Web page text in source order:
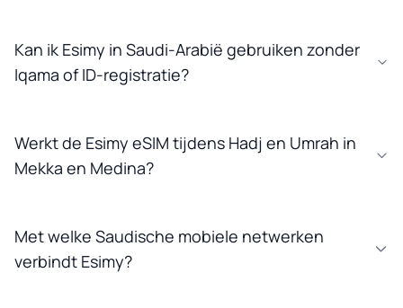
Kan ik Esimy in Saudi-Arabië gebruiken zonder
Iqama of ID-registratie?
Werkt de Esimy eSIM tijdens Hadj en Umrah in
Mekka en Medina?
Met welke Saudische mobiele netwerken
verbindt Esimy?